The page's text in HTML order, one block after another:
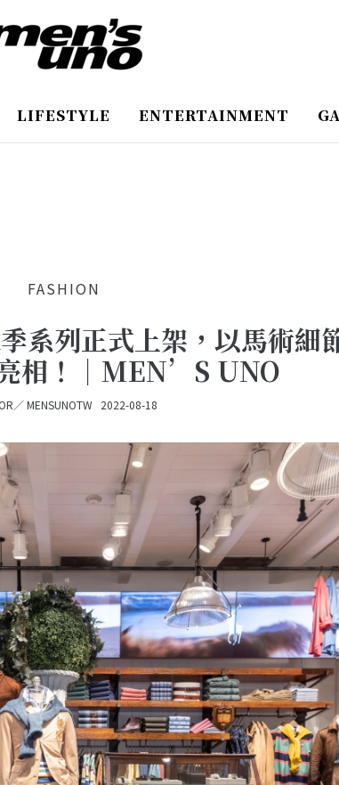
LIFESTYLE ENTERTAINMENT
FASHION
列正式上架，以馬術細
相！｜MEN’S UNO
／ MENSUNOTW 2022-08-18